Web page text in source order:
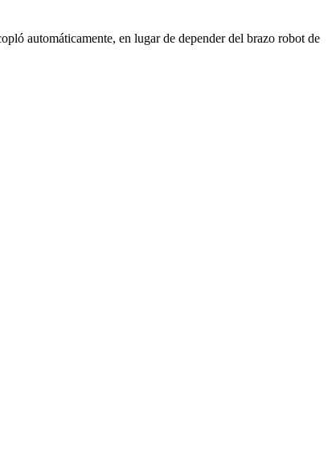
automáticamente, en lugar de depender del brazo robot de